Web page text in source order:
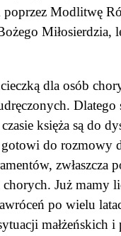
Modlitwę
Miłosierdzia,
dla osób
Dlatego
księża są do
do rozmowy
zwłaszcza
chorych. Już mamy
po wielu
małżeńskich